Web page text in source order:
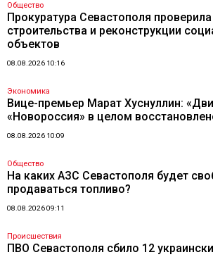
Общество
Прокуратура Севастополя
строительства и реконструкции
объектов
08.08.2026 10:16
Экономика
Вице-премьер Марат Хуснуллин:
«Новороссия» в целом
08.08.2026 10:09
Общество
На каких АЗС Севастополя будет
продаваться топливо?
08.08.2026 09:11
Происшествия
ПВО Севастополя сбило 12